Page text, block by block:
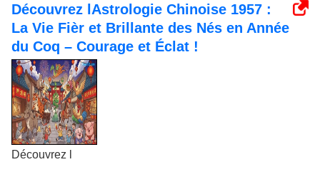
Découvrez lAstrologie Chinoise 1957 :
La Vie Fièr et Brillante des Nés en Année
du Coq – Courage et Éclat !
Découvrez l